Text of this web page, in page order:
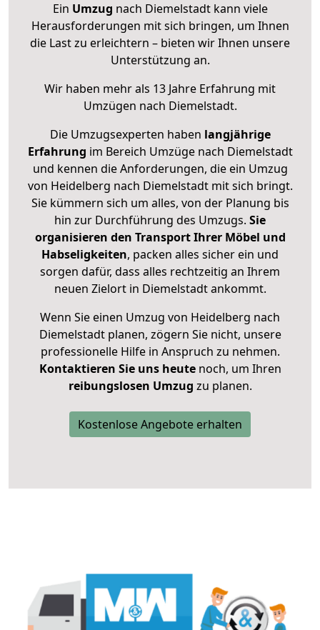
Ein Umzug nach Diemelstadt kann viele
Herausforderungen mit sich bringen, um Ihnen
die Last zu erleichtern – bieten wir Ihnen unsere
Unterstützung an.
Wir haben mehr als 13 Jahre Erfahrung mit
Umzügen nach Diemelstadt.
Die Umzugsexperten haben langjährige
Erfahrung im Bereich Umzüge nach Diemelstadt
und kennen die Anforderungen, die ein Umzug
von Heidelberg nach Diemelstadt mit sich bringt.
Sie kümmern sich um alles, von der Planung bis
hin zur Durchführung des Umzugs. Sie
organisieren den Transport Ihrer Möbel und
Habseligkeiten, packen alles sicher ein und
sorgen dafür, dass alles rechtzeitig an Ihrem
neuen Zielort in Diemelstadt ankommt.
Wenn Sie einen Umzug von Heidelberg nach
Diemelstadt planen, zögern Sie nicht, unsere
professionelle Hilfe in Anspruch zu nehmen.
Kontaktieren Sie uns heutenoch, um Ihren
reibungslosen Umzug zu planen.
Kostenlose Angebote erhalten